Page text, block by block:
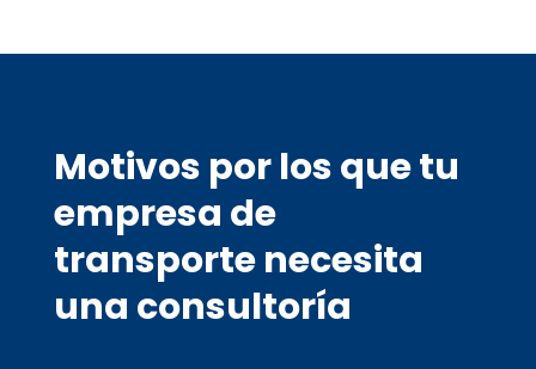
Motivos por los que tu
empresa de
transporte necesita
una consultoría